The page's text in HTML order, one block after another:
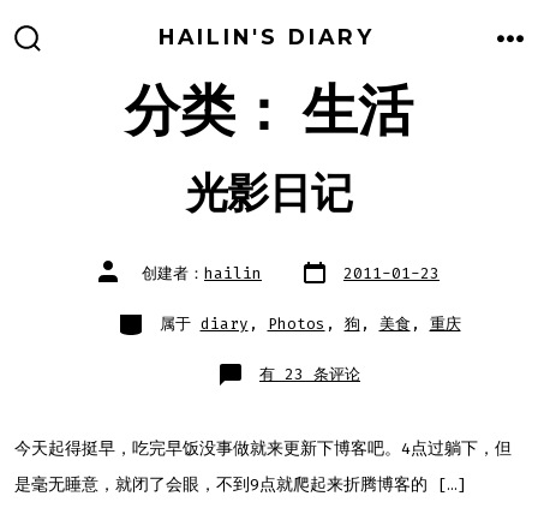
HAILIN'S DIARY
分类：生活
光影日记
文
章 创建者： hailin 文
章
2011-01-23
类
别 属于 diary , Photos , 狗 , 美食, 重庆
光
影
有 23 条评论
今天起得挺早，吃完早饭没事做就来更新下博客吧。4点过躺下，但
是毫无睡意，就闭了会眼，不到9点就爬起来折腾博客的 […]